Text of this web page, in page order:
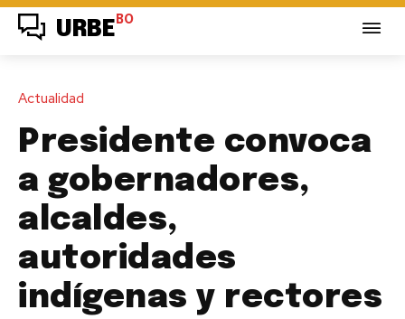
URBE BO
Actualidad
Presidente convoca
a gobernadores,
alcaldes,
autoridades
indígenas y rectores